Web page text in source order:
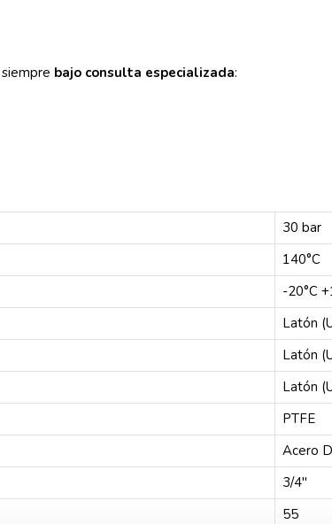
bajo consulta especializada:
30 bar
140°C
-20°C
Latón
Latón
Latón
PTFE
Acero
3/4"
55